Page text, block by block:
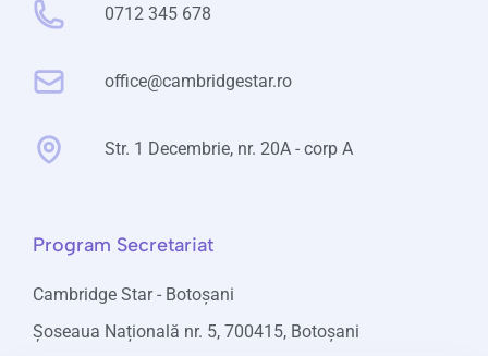
0712 345 678
office@cambridgestar.ro
Str. 1 Decembrie, nr. 20A - corp A
Program Secretariat
Cambridge Star - Botoșani
Șoseaua Națională nr. 5, 700415, Botoșani